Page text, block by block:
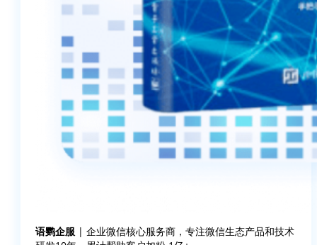
语鹦企服 | 企业微信核心服务商，专注微信生态产品和技术